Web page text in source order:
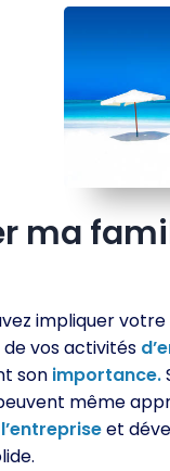
ma
impliquer
vos activités
son importance.
même
l’entrepriseet